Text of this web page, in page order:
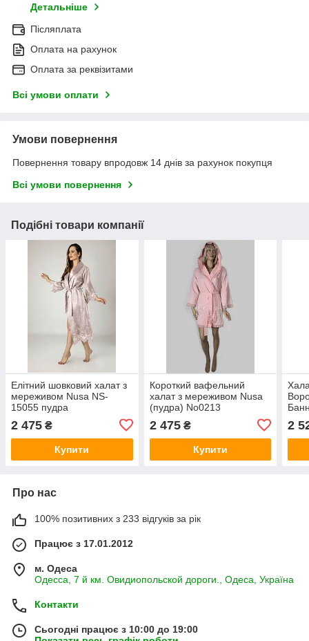
Детальніше
Післяплата
Оплата на рахунок
Оплата за реквізитами
Всі умови оплати
Умови повернення
Повернення товару впродовж 14 днів за рахунок покупця
Всі умови повернення
Подібні товари компанії
Елітний шовковий халат з
мереживом Nusa NS-
15055 пудра
2 475 ₴
Купити
Короткий вафельний
халат з мереживом Nusa
(пудра) No0213
2 475₴
Купити
2
Про нас
100% позитивних з 233 відгуків за рік
Працює з 17.01.2012
м. Одеса
Одесса, 7 й км. Овидиопольской дороги., Одеса, Україна
Контакти
Сьогодні працює з 10:00 до 19:00